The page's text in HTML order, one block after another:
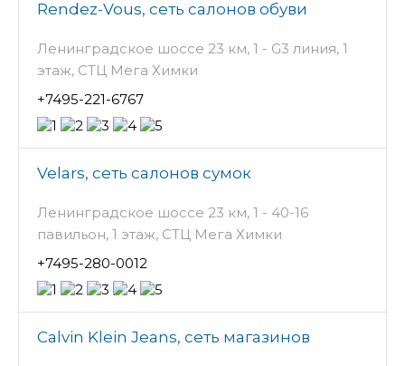
Rendez-Vous, сеть салонов обуви
Ленинградское шоссе 23 км, 1 - G3 линия, 1
этаж, СТЦ Мега Химки
+7495-221-6767
Velars, сеть салонов сумок
Ленинградское шоссе 23 км, 1 - 40-16
павильон, 1 этаж, СТЦ Мега Химки
+7495-280-0012
Calvin Klein Jeans, сеть магазинов